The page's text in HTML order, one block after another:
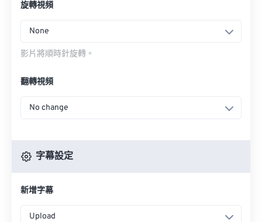
旋轉視頻
None
影片將順時針旋轉。
翻轉視頻
No change
字幕設定
新增字幕
Upload